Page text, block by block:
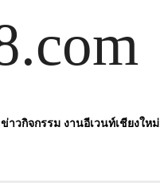
ข่าวกิจกรรม งานอีเวนท์เชียงใหม่